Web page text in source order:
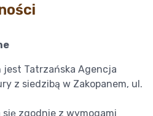
Tatrzańska Agencja
z siedzibą w Zakopanem, ul.
zgodnie z wymogami